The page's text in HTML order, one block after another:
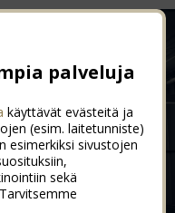
palveluja
käyttävät evästeitä ja
(esim. laitetunniste)
esimerkiksi sivustojen
sekä